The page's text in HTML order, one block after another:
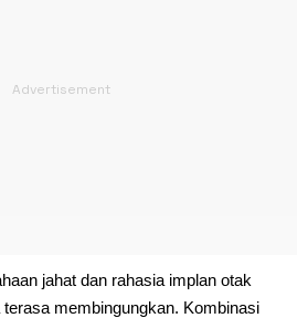
jahat dan rahasia implan otak
terasa membingungkan. Kombinasi